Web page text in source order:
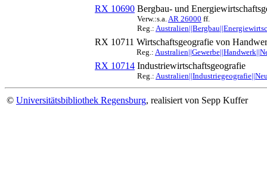
RX 10690 Bergbau- und
Verw.:s.a.AR 26000 ff.
Reg.:
RX 10711 Wirtschaftsgeografie von
Reg.:
RX 10714 Industriewirtschaftsgeografie
Reg.:
© Universitätsbibliothek Regensburg, realisiert von Sepp Kuffer